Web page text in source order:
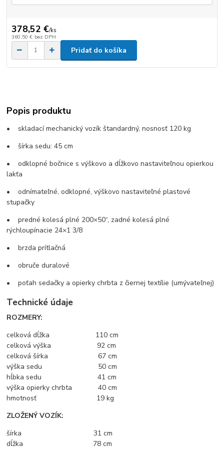
378,52 €/ks
360,50 € bez DPH
Pridať do košíka
Popis produktu
• skladací mechanický vozík štandardný, nosnosť 120 kg
• šírka sedu: 45 cm
• odklopné bočnice s výškovo a dĺžkovo nastaviteľnou opierkou
lakťa
• odnímateľné, odklopné, výškovo nastaviteľné plastové
stupačky
• predné kolesá plné 200×50“, zadné kolesá plné
rýchloupínacie 24×1 3/8
• brzda prítlačná
• obruče duralové
• poťah sedačky a opierky chrbta z čiernej textílie (umývateľnej)
Technické údaje
ROZMERY:
celková dĺžka 110 cm
celková výška 92 cm
celková šírka 67 cm
výška sedu 50 cm
hĺbka sedu 41 cm
výška opierky chrbta 40 cm
hmotnosť 19 kg
ZLOŽENÝ VOZÍK:
šírka 31 cm
dĺžka 78 cm